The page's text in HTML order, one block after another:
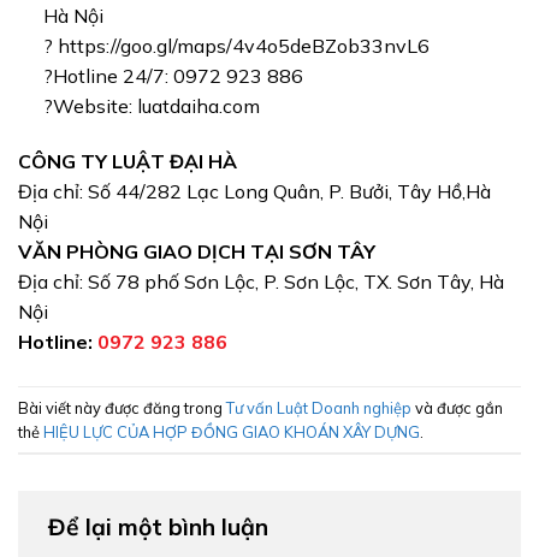
Hà Nội
? https://goo.gl/maps/4v4o5deBZob33nvL6
?Hotline 24/7: 0972 923 886
?Website: luatdaiha.com
CÔNG TY LUẬT ĐẠI HÀ
Địa chỉ: Số 44/282 Lạc Long Quân, P. Bưởi, Tây Hồ,Hà
Nội
VĂN PHÒNG GIAO DỊCH TẠI SƠN TÂY
Địa chỉ: Số 78 phố Sơn Lộc, P. Sơn Lộc, TX. Sơn Tây, Hà
Nội
Hotline: 0972 923 886
Bài viết này được đăng trongTư vấn Luật Doanh nghiệp và được gắn
thẻHIỆU LỰC CỦA HỢP ĐỒNG GIAO KHOÁN XÂY DỰNG
Để lại một bình luận